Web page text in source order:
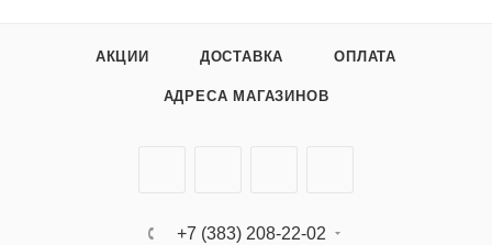
АКЦИИ ДОСТАВКА ОПЛАТА
АДРЕСА МАГАЗИНОВ
+7 (383) 208-22-02